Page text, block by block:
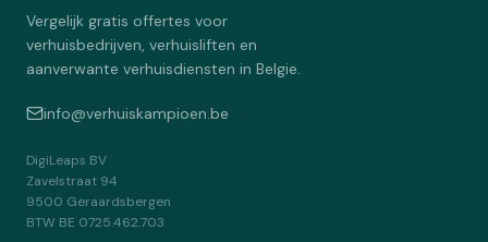
Vergelijk gratis offertes voor
verhuisbedrijven, verhuisliften en
aanverwante verhuisdiensten in Belgie.
info@verhuiskampioen.be
DigiLeaps BV
Zavelstraat 94
9500 Geraardsbergen
BTW BE 0725.462.703